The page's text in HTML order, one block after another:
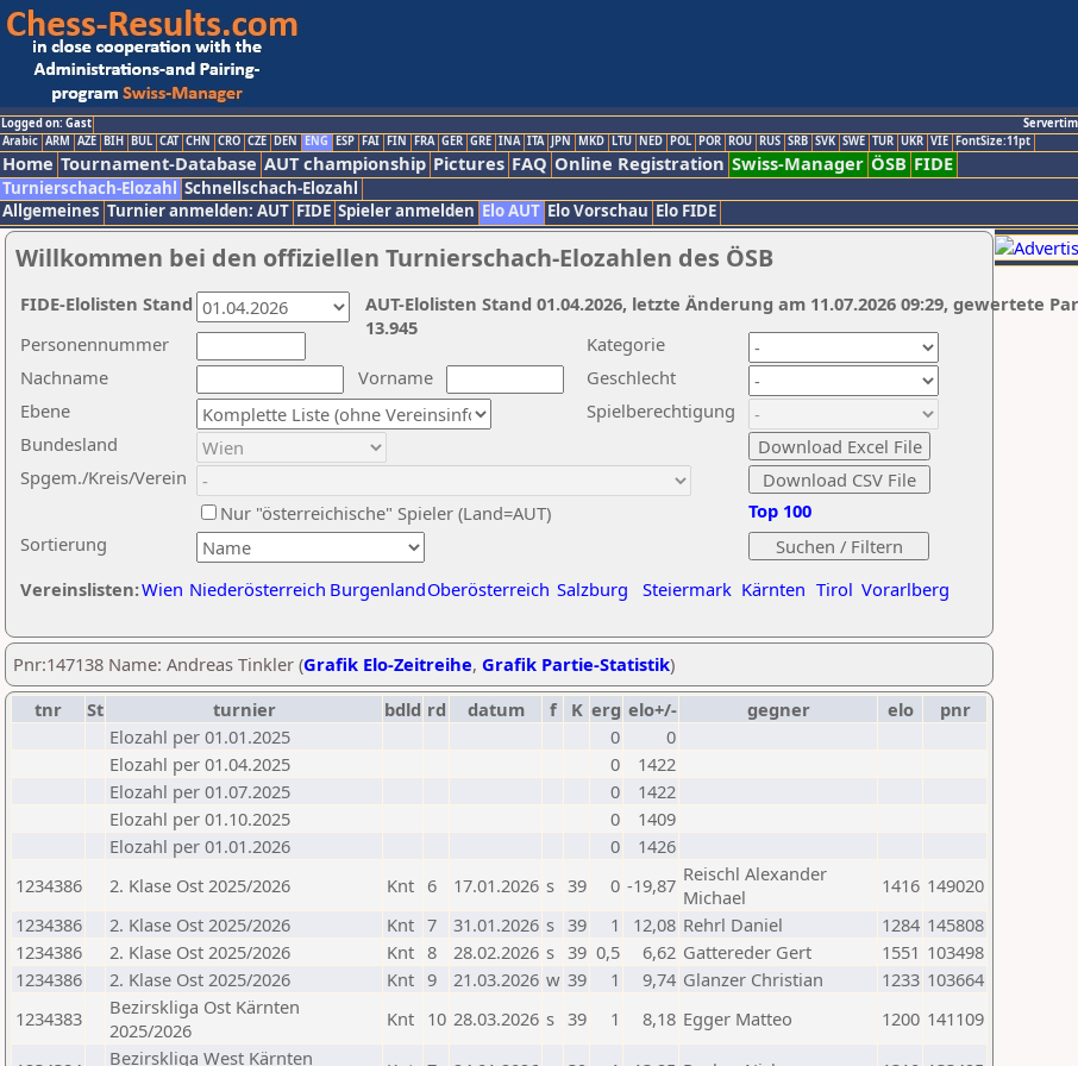
Logged on: Gast
Arabic ARM AZE BIH BUL CAT CHN CRO CZE DEN ENG ESP FAI FIN FRA GER GRE INA ITA JPN MKD LTU NED POL POR ROU RUS SRB SVK SWE TUR UKR VIE FontSize:11pt
Home Tournament-Database AUT championship Pictures FAQ Online Registration Swiss-Manager ÖSB FIDE
Turnierschach-Elozahl Schnellschach-Elozahl
Allgemeines Turnier anmelden: AUT FIDE Spieler anmelden Elo AUT Elo Vorschau Elo FIDE
Willkommen bei den offiziellen Turnierschach-Elozahlen des ÖSB
Nachname
Vorname
Ebene
Kategorie
Sortierung
Personennummer
Bundesland
Spgem./Kreis/Verein
Geschlecht
Nur "österreichische" Spieler (Land=AUT)
Spielberechtigung
Vereinslisten:Wien Niederösterreich BurgenlandOberösterreich Salzburg Steiermark Kärnten Tirol Vorarlberg
Top 100
AUT-Elolisten Stand 01.04.2026, letzte Änderung am 11.07.2026 09:29, gewertete
13.945
FIDE-Elolisten Stand
Pnr:147138 Name: Andreas Tinkler (Grafik Elo-Zeitreihe, Grafik Partie-Statistik)
tnr
St turnier bdld rd datum f K erg elo+/- gegner elo
pnr
Elozahl per 01.01.2025
0
0
Elozahl per 01.04.2025
0
1422
Elozahl per 01.07.2025
0
1422
Elozahl per 01.10.2025
0
1409
Elozahl per 01.01.2026
0
1426
1234386
2. Klase Ost 2025/2026 Knt 6 17.01.2026 s 39 0 -19,87 Reischl Alexander
Michael
1416 149020
1234386
2. Klase Ost 2025/2026 Knt 7 31.01.2026 s 39 1 12,08 Rehrl Daniel 1284 145808
1234386
2. Klase Ost 2025/2026 Knt 8 28.02.2026 s 39 0,5 6,62 Gattereder Gert 1551 103498
1234386
2. Klase Ost 2025/2026 Knt 9 21.03.2026 w 39 1 9,74 Glanzer Christian 1233 103664
1234383
Bezirskliga Ost Kärnten
2025/2026
Knt 10 28.03.2026 s 39 1 8,18 Egger Matteo 1200 141109
Bezirskliga West Kärnten